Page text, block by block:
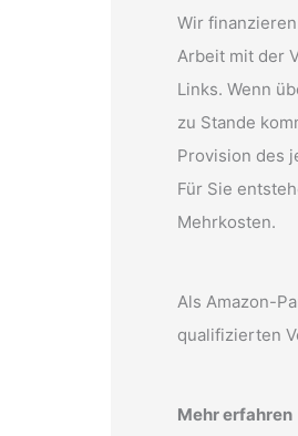
Wir
Arbeit mit der
Links. Wenn
zu Stande
Provision des
Für Sie
Mehrkosten.
Als Amazon-
qualifizierten
Mehr erfahren